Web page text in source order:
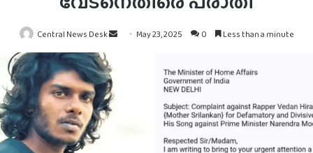
Central News Desk
Send May 23, 2025 0 Less than a minute